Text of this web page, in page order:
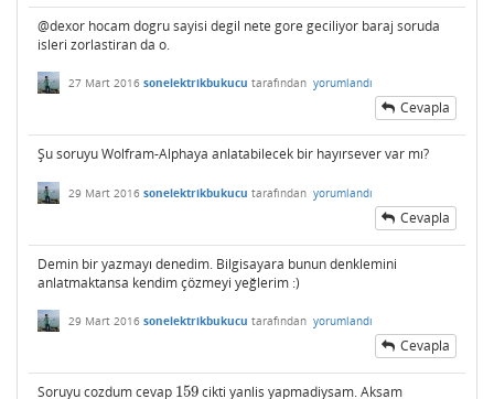
@dexor hocam dogru sayisi degil nete gore geciliyor baraj soruda
isleri zorlastiran da o.
27 Mart 2016 sonelektrikbukucu tarafından yorumlandı
Cevapla
Şu soruyu Wolfram-Alphaya anlatabilecek bir hayırsever var mı?
29 Mart 2016 sonelektrikbukucu tarafından yorumlandı
Cevapla
Demin bir yazmayı denedim. Bilgisayara bunun denklemini
anlatmaktansa kendim çözmeyi yeğlerim :)
29 Mart 2016 sonelektrikbukucu tarafından yorumlandı
Cevapla
Soruyu cozdum cevap 159
159cikti yanlis yapmadiysam. Aksam